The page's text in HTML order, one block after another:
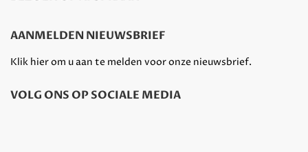
AANMELDEN NIEUWSBRIEF
Klik hier om u aan te melden voor onze nieuwsbrief.
VOLG ONS OP SOCIALE MEDIA